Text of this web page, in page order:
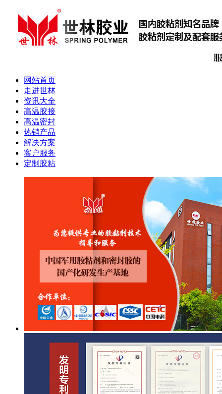
网站首页
走进世林
资讯大全
高温胶接
高温密封
热销产品
解决方案
客户服务
定制胶粘